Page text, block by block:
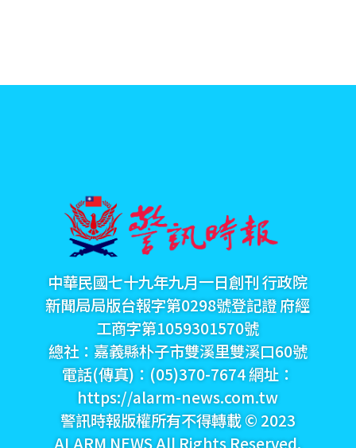
中華民國七十九年九月一日創刊 行政院
新聞局局版台報字第0298號登記證 府經
工商字第1059301570號
總社：嘉義縣朴子市雙溪里雙溪口60號
電話(傳真)：(05)370-7674 網址：
https://alarm-news.com.tw
警訊時報版權所有不得轉載 © 2023
ALARM NEWS All Rights Reserved.